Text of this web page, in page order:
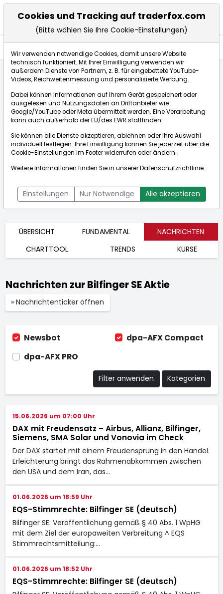
Börse:
DE0005909006]
Aktienkurse
Bid:81,700€Ask:81,700€
ÜBERSICHT FUNDAMENTAL
NACHRICHTEN
CHARTTOOL
TRENDS KURSE
Nachrichten zur Bilfinger SE Aktie
» Nachrichtenticker öffnen
Newsbot
dpa-AFX Compact
dpa-AFX PRO
Filter anwenden Kategorien
15.06.2026 um 07:00 Uhr
DAX mit Freudensatz – Airbus, Allianz, Bilfinger,
Siemens, SMA Solar und Vonovia im Check
Der DAX startet mit einem Freudensprung in den Handel.
Erleichterung bringt das Rahmenabkommen zwischen
den USA und dem Iran, das…
01.06.2026 um 18:59 Uhr
EQS-Stimmrechte: Bilfinger SE (deutsch)
Bilfinger SE: Veröffentlichung gemäß § 40 Abs. 1 WpHG
mit dem Ziel der europaweiten Verbreitung ^ EQS
Stimmrechtsmitteilung:…
01.06.2026 um 18:52 Uhr
EQS-Stimmrechte: Bilfinger SE (deutsch)
Cookies und Tracking auf traderfox.com
(Bitte wählen Sie Ihre Cookie-Einstellungen)
Wir verwenden notwendige Cookies, damit unsere Website
technisch funktioniert. Mit Ihrer Einwilligung verwenden wir
außerdem Dienste von Partnern, z. B. für eingebettete YouTube-
Videos, Reichweitenmessung und personalisierte Werbung.
Dabei können Informationen auf Ihrem Gerät gespeichert oder
ausgelesen und Nutzungsdaten an Drittanbieter wie
Google/YouTube oder Meta übermittelt werden. Eine Verarbeitung
kann auch außerhalb der EU/des EWR stattfinden.
Sie können alle Dienste akzeptieren, ablehnen oder Ihre Auswahl
individuell festlegen. Ihre Einwilligung können Sie jederzeit über die
Cookie-Einstellungen im Footer widerrufen oder ändern.
Weitere Informationen finden Sie in unsererDatenschutzrichtlinie.
Einstellungen Nur Notwendige Alle akzeptieren